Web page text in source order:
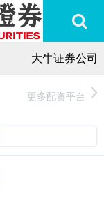
大牛证券公司
更多配资平台